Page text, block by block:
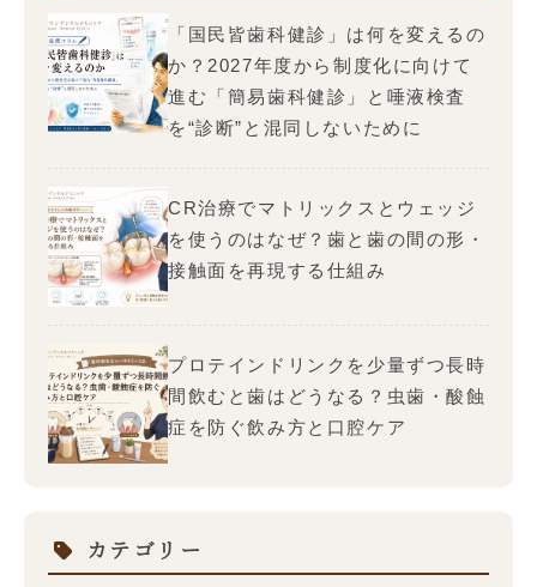
「国民皆歯科健診」は何を変えるの
か？2027年度から制度化に向けて
進む「簡易歯科健診」と唾液検査
を“診断”と混同しないために
CR治療でマトリックスとウェッジ
を使うのはなぜ？歯と歯の間の形・
接触面を再現する仕組み
プロテインドリンクを少量ずつ長時
間飲むと歯はどうなる？虫歯・酸蝕
症を防ぐ飲み方と口腔ケア
カテゴリー